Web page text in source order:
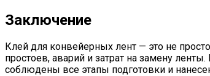
Заключение
Клей для конвейерных лент — это не
простоев, аварий и затрат на замену
соблюдены все этапы подготовки и